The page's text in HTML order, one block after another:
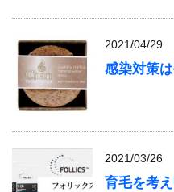
2021/04/29
感染対策
2021/03/26
育毛を考